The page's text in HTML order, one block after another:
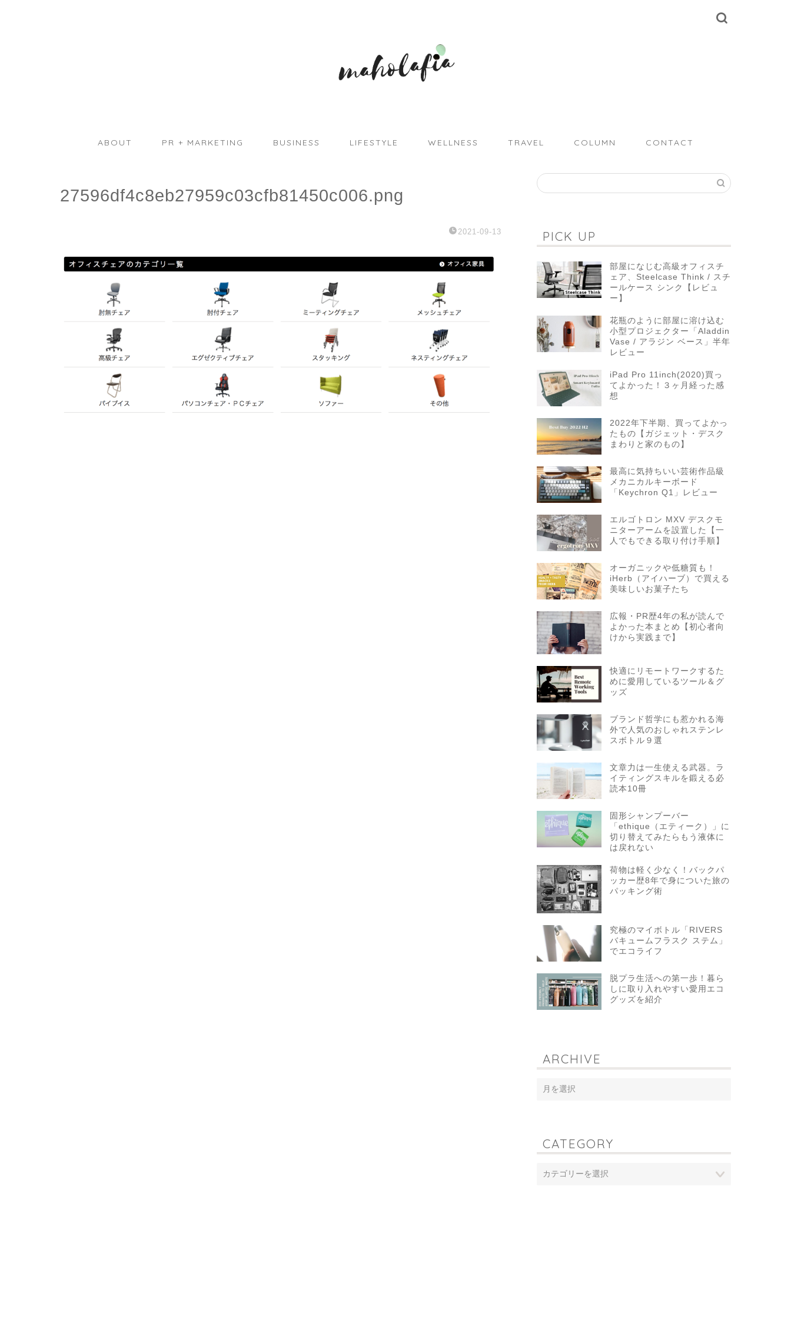
ABOUT PR + MARKETING BUSINESS LIFESTYLE WELLNESS TRAVEL COLUMN CONTACT
27596df4c8eb27959c03cfb81450c006.png
2021-09-13 PICK UP
部屋になじむ高級オフィスチ
ェア、Steelcase Think / スチ
ールケース シンク【レビュ
ー】
花瓶のように部屋に溶け込む
小型プロジェクター「Aladdin
Vase / アラジン ベース」半年
レビュー
iPad Pro 11inch(2020)買っ
てよかった！３ヶ月経った感
想
2022年下半期、買ってよかっ
たもの【ガジェット・デスク
まわりと家のもの】
最高に気持ちいい芸術作品級
メカニカルキーボード
「Keychron Q1」レビュー
エルゴトロン MXV デスクモ
ニターアームを設置した【一
人でもできる取り付け手順】
オーガニックや低糖質も！
iHerb（アイハーブ）で買える
美味しいお菓子たち
広報・PR歴4年の私が読んで
よかった本まとめ【初心者向
けから実践まで】
快適にリモートワークするた
めに愛用しているツール＆グ
ッズ
ブランド哲学にも惹かれる海
外で人気のおしゃれステンレ
スボトル９選
文章力は一生使える武器。ラ
イティングスキルを鍛える必
読本10冊
固形シャンプーバー
「ethique（エティーク）」に
切り替えてみたらもう液体に
は戻れない
荷物は軽く少なく！バックパ
ッカー歴8年で身についた旅の
パッキング術
究極のマイボトル「RIVERS
バキュームフラスク ステム」
でエコライフ
脱プラ生活への第一歩！暮ら
しに取り入れやすい愛用エコ
グッズを紹介
ARCHIVE
CATEGORY